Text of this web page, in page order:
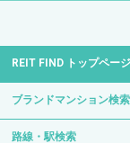
REIT FIND トップページ
ブランドマンション検索
路線・駅検索